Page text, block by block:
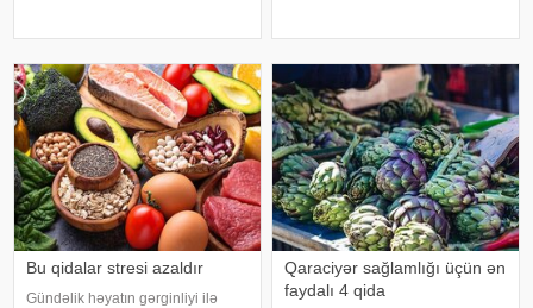
sonra duş qəbul etmək, hovuz
kənarınd
Bu qidalar stresi azaldır
Gündəlik həyatın gərginliyi ilə
Qaraciyər sağlamlığı üçün ən
faydalı 4 qida